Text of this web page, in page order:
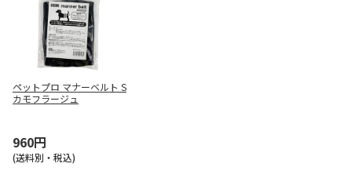
ペットプロ マナーベルト S
カモフラージュ
960円
(送料別・税込)